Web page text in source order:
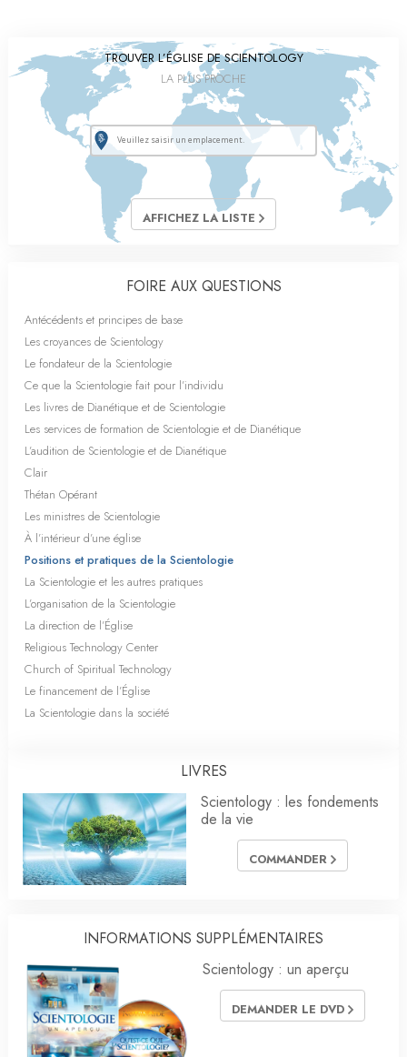
TROUVER L’ÉGLISE DE SCIENTOLOGY
LA PLUS PROCHE
AFFICHEZ LA LISTE
FOIRE AUX QUESTIONS
Antécédents et principes de base
Les croyances de Scientology
Le fondateur de la Scientologie
Ce que la Scientologie fait pour l’individu
Les livres de Dianétique et de Scientologie
Les services de formation de Scientologie et de Dianétique
L’audition de Scientologie et de Dianétique
Clair
Thétan Opérant
Les ministres de Scientologie
À l’intérieur d’une église
Positions et pratiques de la Scientologie
La Scientologie et les autres pratiques
L’organisation de la Scientologie
La direction de l’Église
Religious Technology Center
Church of Spiritual Technology
Le financement de l’Église
La Scientologie dans la société
LIVRES
Scientology : les fondements
de la vie
COMMANDER
INFORMATIONS SUPPLÉMENTAIRES
Scientology : un aperçu
DEMANDER LE DVD